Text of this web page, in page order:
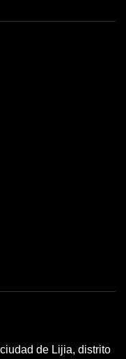
de Lijia, distrito